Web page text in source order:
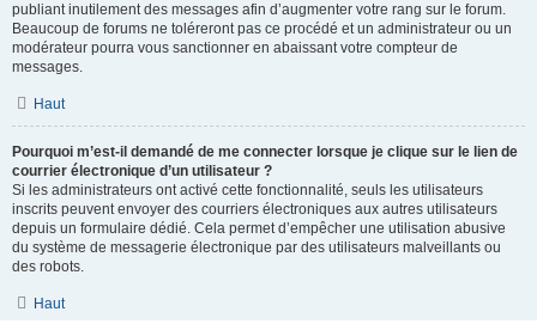
publiant inutilement des messages afin d’augmenter votre rang sur le forum.
Beaucoup de forums ne toléreront pas ce procédé et un administrateur ou un
modérateur pourra vous sanctionner en abaissant votre compteur de
messages.
Haut
Pourquoi m’est-il demandé de me connecter lorsque je clique sur le lien de
courrier électronique d’un utilisateur ?
Si les administrateurs ont activé cette fonctionnalité, seuls les utilisateurs
inscrits peuvent envoyer des courriers électroniques aux autres utilisateurs
depuis un formulaire dédié. Cela permet d’empêcher une utilisation abusive
du système de messagerie électronique par des utilisateurs malveillants ou
des robots.
Haut